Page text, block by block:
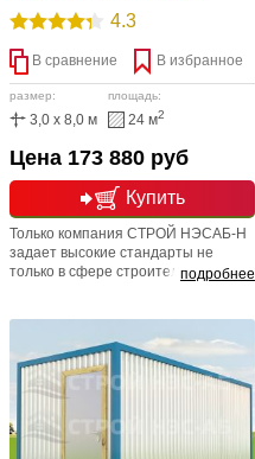
4.3
В сравнение В избранное
размер:
3,0 x 8,0 м
площадь:
24 м2
Купить
Цена 173 880 руб
подробнее
Только компания СТРОЙ НЭСАБ-Н
задает высокие стандарты не
только в сфере строительства и
развиваемся, устанавливаем
рекорды, и задаем темп, к
которому стремятся остальные.
Нас цитируют, и копируют
конкуренты, потому что мы
изменяем ожидания общества